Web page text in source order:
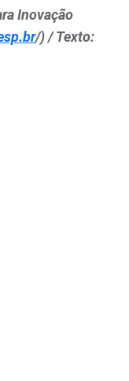
Inovação
/) / Texto: